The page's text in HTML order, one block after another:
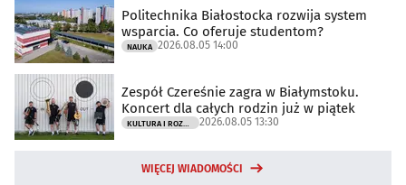
Politechnika Białostocka rozwija system
wsparcia. Co oferuje studentom?
NAUKA 2026.08.05 14:00
Zespół Czereśnie zagra w Białymstoku.
Koncert dla całych rodzin już w piątek
KULTURA I ROZRYWKA 2026.08.05 13:30
WIĘCEJ WIADOMOŚCI